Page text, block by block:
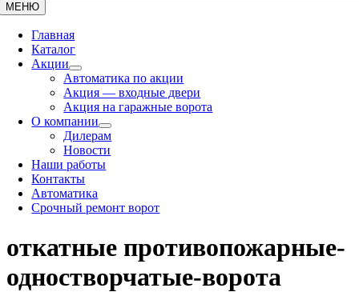
МЕНЮ
Главная
Каталог
Акции
Автоматика по акции
Акция — входные двери
Акция на гаражные ворота
О компании
Дилерам
Новости
Наши работы
Контакты
Автоматика
Срочный ремонт ворот
откатные противопожарные-
одностворчатые-ворота